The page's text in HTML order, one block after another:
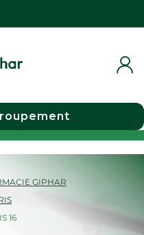
GIPHAR
16